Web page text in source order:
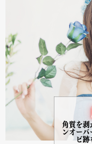
角質を剥
ンオーバ
ビ跡